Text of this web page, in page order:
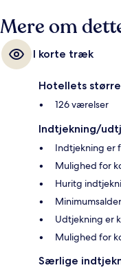
Mere om
I korte træk
Hotellets
126 værelser
Indtjekning/
Indtjekning er
Mulighed for
Huritg
Udtjekning er
Mulighed for
Særlige